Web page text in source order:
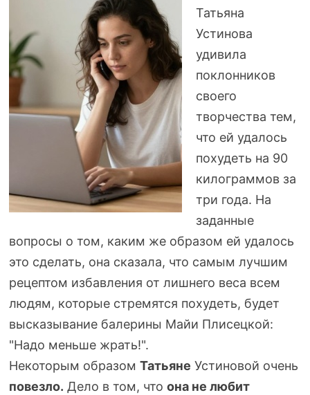
Татьяна
Устинова
удивила
поклонников
своего
творчества тем,
что ей удалось
похудеть на 90
килограммов за
три года. На
заданные
вопросы о том, каким же образом ей удалось
это сделать, она сказала, что самым лучшим
рецептом избавления от лишнего веса всем
людям, которые стремятся похудеть, будет
высказывание балерины Майи Плисецкой:
"Надо меньше жрать!".
Некоторым образом Татьяне Устиновой очень
повезло. Дело в том, что она не любит